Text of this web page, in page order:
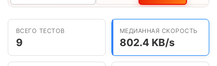
ВСЕГО ТЕСТОВ
9
МЕДИАННАЯ СКОРОСТЬ
802.4 KB/s